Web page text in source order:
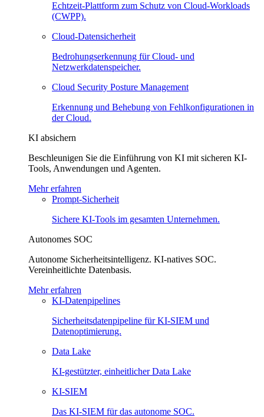
Echtzeit-Plattform zum Schutz von Cloud-Workloads
(CWPP).
Cloud-Datensicherheit
Bedrohungserkennung für Cloud- und
Netzwerkdatenspeicher.
Cloud Security Posture Management
Erkennung und Behebung von Fehlkonfigurationen in
der Cloud.
KI absichern
Beschleunigen Sie die Einführung von KI mit sicheren KI-
Tools, Anwendungen und Agenten.
Mehr erfahren
Prompt-Sicherheit
Sichere KI-Tools im gesamten Unternehmen.
Autonomes SOC
Autonome Sicherheitsintelligenz. KI-natives SOC.
Vereinheitlichte Datenbasis.
Mehr erfahren
KI-Datenpipelines
Sicherheitsdatenpipeline für KI-SIEM und
Datenoptimierung.
Data Lake
KI-gestützter, einheitlicher Data Lake
KI-SIEM
Das KI-SIEM für das autonome SOC.